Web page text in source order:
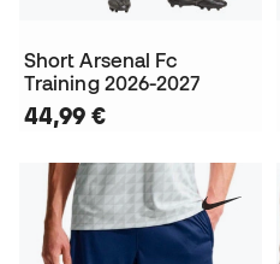
Short Arsenal Fc
Training 2026-2027
44,99 €